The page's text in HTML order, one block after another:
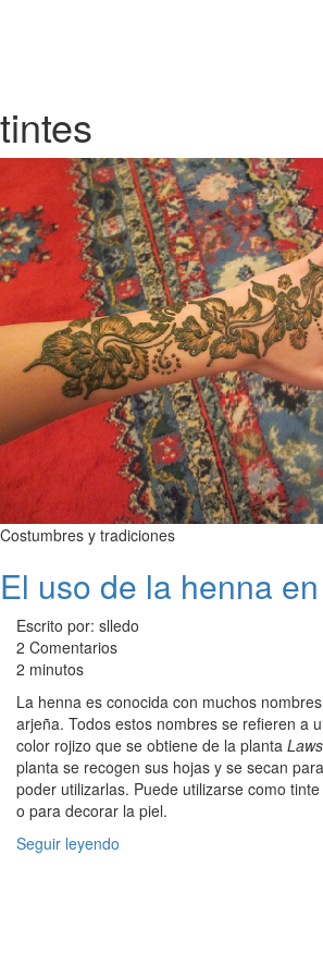
tintes
Costumbres y tradiciones
El uso de la henna
Escrito por: slledo
2 Comentarios
2 minutos
La henna es conocida con muchos
arjeña. Todos estos nombres se refieren a
color rojizo que se obtiene de la planta
planta se recogen sus hojas y se secan
poder utilizarlas. Puede utilizarse como
o para decorar la piel.
Seguir leyendo